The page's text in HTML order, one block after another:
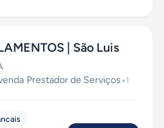
| São Luis
·Prestador de Serviços+1